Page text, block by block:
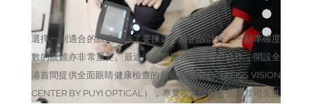
PUYI OPTICAL
選擇一副適合的眼鏡，除了要揀選型格的設計外，一副準確度
數的眼鏡亦非常重要。最近溥儀眼鏡和德國蔡司合作，開設全
港首間提供全面眼睛健康檢查的蔡司視光中心（ZEISS VISION
CENTER BY PUYI OPTICAL），專業視光師配合德國蔡司先進